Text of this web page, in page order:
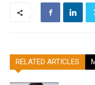
RELATED ARTICLES